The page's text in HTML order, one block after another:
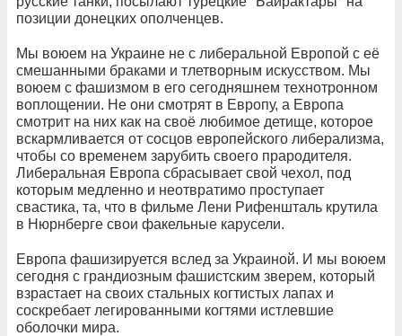
позиции донецких ополченцев.
Мы воюем на Украине не с либеральной Европой с её
смешанными браками и тлетворным искусством. Мы
воюем с фашизмом в его сегодняшнем технотронном
воплощении. Не они смотрят в Европу, а Европа
смотрит на них как на своё любимое детище, которое
вскармливается от сосцов европейского либерализма,
чтобы со временем зарубить своего прародителя.
Либеральная Европа сбрасывает свой чехол, под
которым медленно и неотвратимо проступает
свастика, та, что в фильме Лени Рифеншталь крутила
в Нюрнберге свои факельные карусели.
Европа фашизируется вслед за Украиной. И мы воюем
сегодня с грандиозным фашистским зверем, который
взрастает на своих стальных когтистых лапах и
соскребает легированными когтями истлевшие
оболочки мира.